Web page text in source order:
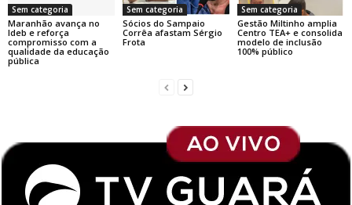
Sem categoria
Maranhão avança no
Ideb e reforça
compromisso com a
qualidade da educação
pública
Sem categoria
Sócios do Sampaio
Corrêa afastam Sérgio
Frota
Sem categoria
Gestão Miltinho amplia
Centro TEA+ e consolida
modelo de inclusão
100% público